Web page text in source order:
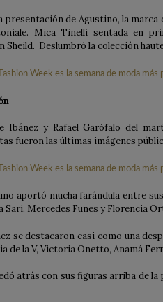
presentación de Agustino, la marca
Mica Tinelli sentada en
Sheild. Deslumbró la colección
Ibánez y Rafael Garófalo del
fueron las últimas imágenes
aportó mucha farándula entre
Sari, Mercedes Funes y Florencia
se destacaron casi como una
de la V, Victoria Onetto, Anamá
atrás con sus figuras arriba de